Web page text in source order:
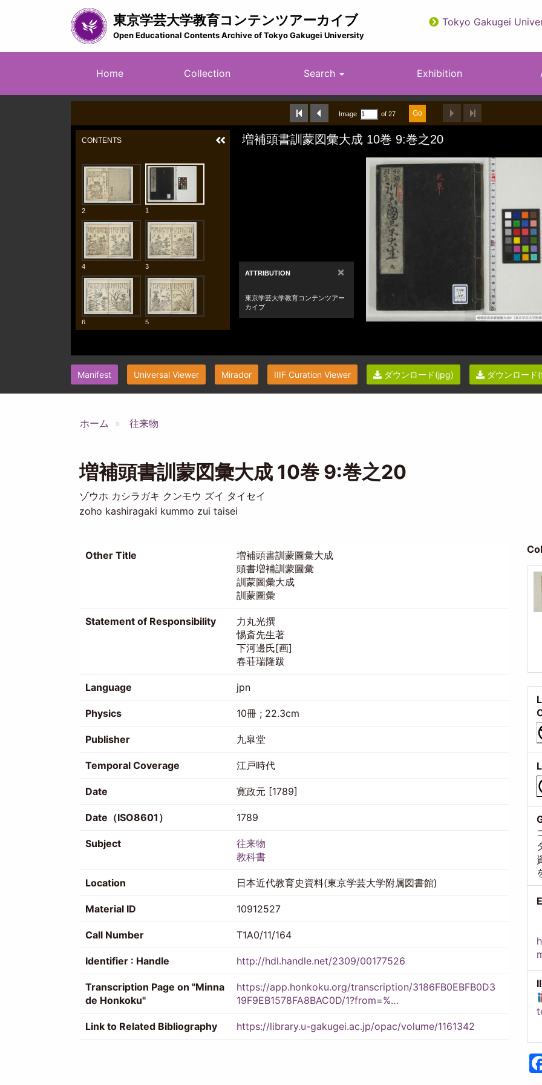
東京学芸大学教育コンテンツアーカイブ
Open Educational Contents Archive of Tokyo Gakugei University utility
Tokyo Gakugei
ン
ビ
ゲ
ン
Home Collection Search Exhibition
Manifest Universal Viewer Mirador IIIF Curation Viewer ダウンロード(jpg) ダウンロード
ホーム 往来物
増補頭書訓蒙図彙大成 10巻 9:巻之20
ゾウホ カシラガキ クンモウ ズイ タイセイ
zoho kashiragaki kummo zui taisei
Other Title
増補頭書訓蒙圖彙大成
頭書増補訓蒙圖彙
訓蒙圖彙大成
訓蒙圖彙
Statement of Responsibility
力丸光撰
惕斎先生著
下河邊氏[画]
春荘瑞隆跋
Language jpn
Physics 10冊 ; 22.3cm
Publisher 九皐堂
Temporal Coverage 江戸時代
Date 寛政元 [1789]
Date（ISO8601） 1789
Subject
往来物
教科書
Location 日本近代教育史資料(東京学芸大学附属図書館)
Material ID 10912527
Call Number T1A0/11/164
Identifier : Handle http://hdl.handle.net/2309/00177526
Transcription Page on "Minna
de Honkoku"
https://app.honkoku.org/transcription/3186FB0EBFB0D3
19F9EB1578FA8BAC0D/1?from=%…
Link to Related Bibliography https://library.u-gakugei.ac.jp/opac/volume/1161342